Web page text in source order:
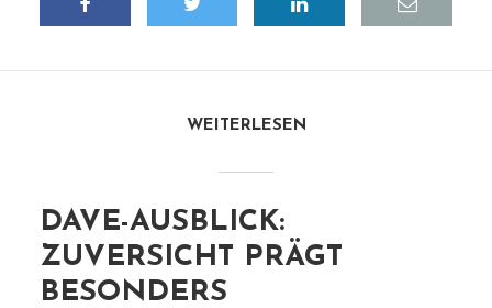
WEITERLESEN
DAVE-AUSBLICK:
ZUVERSICHT PRÄGT
BESONDERS